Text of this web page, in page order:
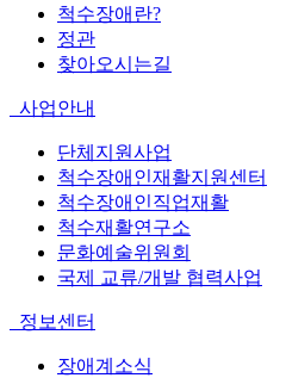
척수장애란?
정관
찾아오시는길
사업안내
단체지원사업
척수장애인재활지원센터
척수장애인직업재활
척수재활연구소
문화예술위원회
국제 교류/개발 협력사업
정보센터
장애계소식